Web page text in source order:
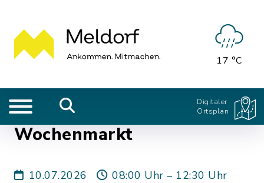
17 °C
Digitaler
Ortsplan
Wochenmarkt
10.07.2026
08:00 Uhr – 12:30 Uhr